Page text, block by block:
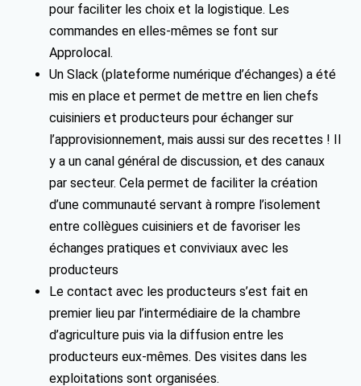
pour faciliter les choix et la logistique. Les
commandes en elles-mêmes se font sur
Approlocal.
Un Slack (plateforme numérique d’échanges) a été
mis en place et permet de mettre en lien chefs
cuisiniers et producteurs pour échanger sur
l’approvisionnement, mais aussi sur des recettes ! Il
y a un canal général de discussion, et des canaux
par secteur. Cela permet de faciliter la création
d’une communauté servant à rompre l’isolement
entre collègues cuisiniers et de favoriser les
échanges pratiques et conviviaux avec les
producteurs
Le contact avec les producteurs s’est fait en
premier lieu par l’intermédiaire de la chambre
d’agriculture puis via la diffusion entre les
producteurs eux-mêmes. Des visites dans les
exploitations sont organisées.